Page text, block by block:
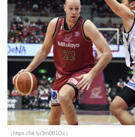
（https://bit.ly/3m0B1Oz）